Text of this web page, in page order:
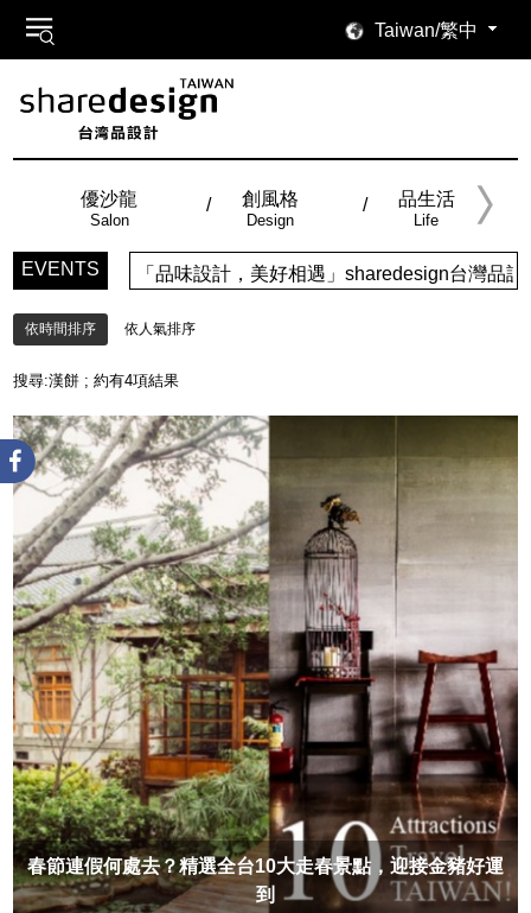
Taiwan/繁中
優沙龍
Salon
創風格
Design
品生活
Life
EVENTS 「品味設計，美好相遇」sharedesign台灣品
依時間排序 依人氣排序
搜尋:漢餅 ; 約有4項結果
春節連假何處去？精選全台10大走春景點，迎接金豬好運
到